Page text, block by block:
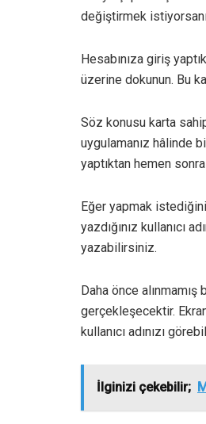
değiştirmek
Hesabınıza giriş
üzerine dokunun. Bu
Söz konusu karta
uygulamanız hâlinde
yaptıktan hemen sonra
Eğer yapmak
yazdığınız kullanıcı
yazabilirsiniz.
Daha önce alınmamış
gerçekleşecektir.
kullanıcı adınızı
İlginizi çekebilir;